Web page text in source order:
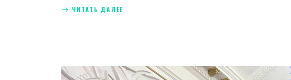
ЧИТАТЬ ДАЛЕЕ